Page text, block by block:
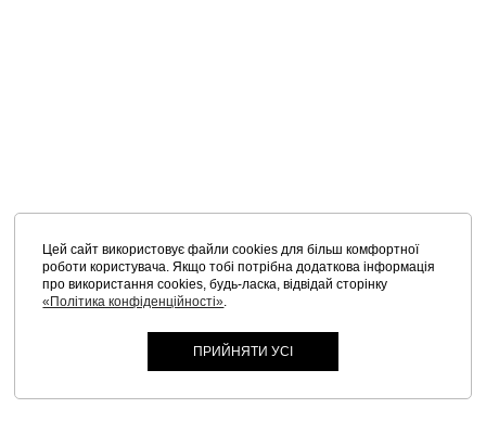
Цей сайт використовує файли cookies для більш комфортної
роботи користувача. Якщо тобі потрібна додаткова інформація
про використання cookies, будь-ласка, відвідай сторінку
«Політика конфіденційності».
ПРИЙНЯТИ УСІ